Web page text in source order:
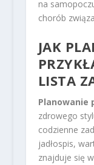
na
chorób
JAK
LISTA
Planowanie
zdrowego
codzienne
jadłospis,
znajduje się